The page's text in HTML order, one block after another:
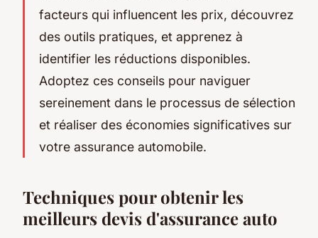
facteurs qui influencent les prix, découvrez
des outils pratiques, et apprenez à
identifier les réductions disponibles.
Adoptez ces conseils pour naviguer
sereinement dans le processus de sélection
et réaliser des économies significatives sur
votre assurance automobile.
Techniques pour obtenir les
meilleurs devis d'assurance auto